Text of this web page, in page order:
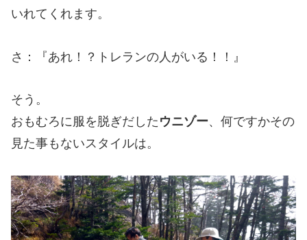
いれてくれます。
さ：『あれ！？トレランの人がいる！！』
そう。
おもむろに服を脱ぎだした ウニゾー、何ですかその
見た事もないスタイルは。